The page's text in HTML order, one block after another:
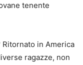
tenente
Ritornato in America
ragazze, non